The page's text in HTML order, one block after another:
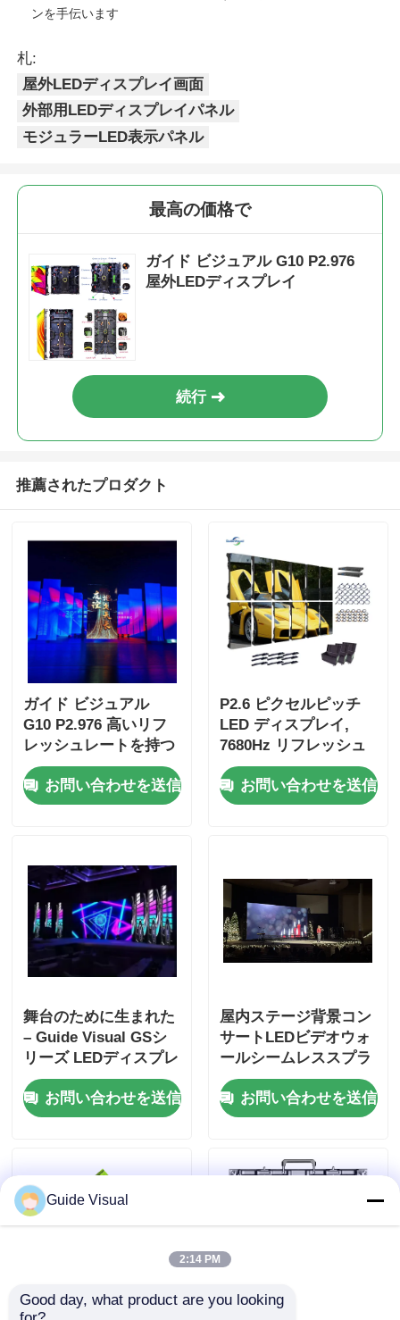
ンを手伝います
札:
屋外LEDディスプレイ画面
外部用LEDディスプレイパネル
モジュラーLED表示パネル
最高の価格で
ガイド ビジュアル G10 P2.976
屋外LEDディスプレイ
続行
推薦されたプロダクト
ガイド ビジュアル
G10 P2.976 高いリフ
レッシュレートを持つ
室内LEDディスプレイ,
レンタルおよびイベン
ト用のハード接続キャ
お問い合わせを送信
P2.6 ピクセルピッチ
LED ディスプレイ,
7680Hz リフレッシュ
レート, 室内・屋外レ
ンタル用 鋳造機
お問い合わせを送信
舞台のために生まれた
– Guide Visual GSシ
リーズ LEDディスプレ
イ、7680Hzのリフレ
ッシュレート
お問い合わせを送信
屋内ステージ背景コン
サートLEDビデオウォ
ールシームレススプラ
イシングレンタルLED
ディスプレイ画面
お問い合わせを送信
Guide Visual
2:14 PM
Good day, what product are you looking